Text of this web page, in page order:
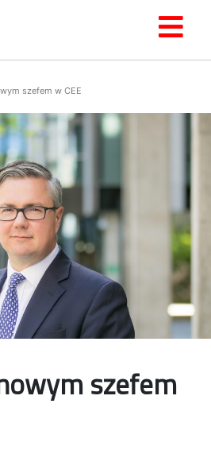
szefem w CEE
szefem